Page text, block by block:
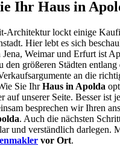
Ihr Haus in
Architektur lockt einige
Hier lebt es sich
Weimar und Erfurt ist
den größeren Städten
an die
Sie IhrHaus in Apolda
auf unserer Seite. Besser ist
besprechen wir Ihren
. Auch die nächsten
und verständlich darlegen.
vor Ort.